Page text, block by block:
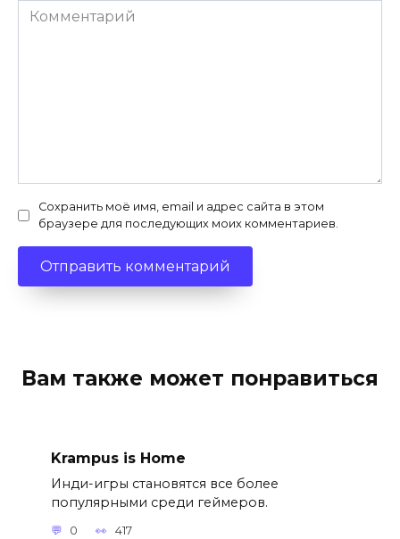
Комментарий
Сохранить моё имя, email и адрес сайта в этом
браузере для последующих моих комментариев.
Вам также может понравиться
Krampus is Home
Инди-игры становятся все более
популярными среди геймеров.
0 417